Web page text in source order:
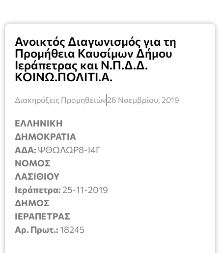
Ανοικτός Διαγωνισμός για τη
Προμήθεια Καυσίμων Δήμου
Ιεράπετρας και Ν.Π.Δ.Δ.
ΚΟΙΝΩ.ΠΟΛΙΤΙ.Α.
Διακηρύξεις Προμηθειών26 Νοεμβρίου, 2019
ΕΛΛΗΝΙΚΗ
ΔΗΜΟΚΡΑΤΙΑ
ΑΔΑ: ΨΘΩΛΩΡ8-Ι4Γ
ΝΟΜΟΣ
ΛΑΣΙΘΙΟΥ
Ιεράπετρα: 25-11-2019
ΔΗΜΟΣ
ΙΕΡΑΠΕΤΡΑΣ
Αρ. Πρωτ.:18245